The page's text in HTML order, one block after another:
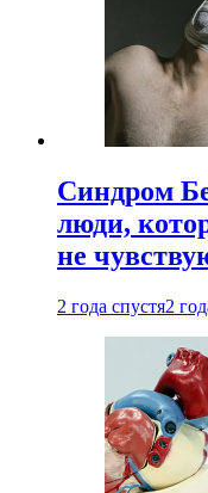
Синдром
люди,
не
2 года спустя2